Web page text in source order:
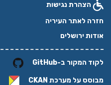
הצהרת נגישות
חזרה לאתר העיריה
אודות ירושלים
לקוד המקור ב-GitHub
מבוסס על מערכת CKAN